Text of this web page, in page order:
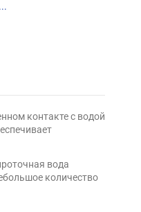
контакте с водой
вода
количество